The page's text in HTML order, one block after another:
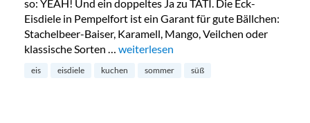
so: YEAH! Und ein doppeltes Ja zu TATI. Die Eck-
Eisdiele in Pempelfort ist ein Garant für gute Bällchen:
Stachelbeer-Baiser, Karamell, Mango, Veilchen oder
klassische Sorten … „Eisdiele TATI in Düsseldorf Pempelfort“
weiterlesen
eis eisdiele kuchen sommer süß